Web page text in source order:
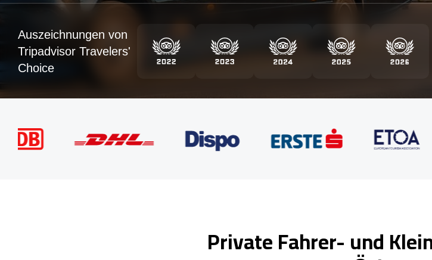
Auszeichnungen von
Tripadvisor Travelers'
Choice
Private Fahrer- und